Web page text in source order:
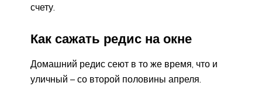
счету.
Как сажать редис на окне
Домашний редис сеют в то же время, что и
уличный – со второй половины апреля.